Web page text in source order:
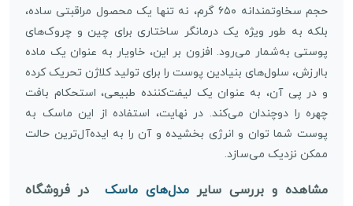
حجم سخاوتمندانه ۶۵۰ گرم، نه تنها یک محصول مراقبتی ساده،
بلکه به طور ویژه‌ یک درمانگر ساختاری برای چین‌ و چروک‌های
پوستی به‌شمار می‌رود. افزون بر این، خاویار به عنوان یک ماده
باارزش، سلول‌های بنیادین پوست را برای تولید کلاژن تحریک کرده
و در پی آن، به عنوان یک لیفت‌کننده طبیعی، استحکام بافت
چهره را دوچندان می‌کند. در نهایت، استفاده از این ماسک به
پوست شما توان و انرژی بخشیده و آن را به ایده‌آل‌ترین حالت
ممکن نزدیک می‌سازد.
مشاهده و بررسی سایر مدل‌های ماسک
در فروشگاه